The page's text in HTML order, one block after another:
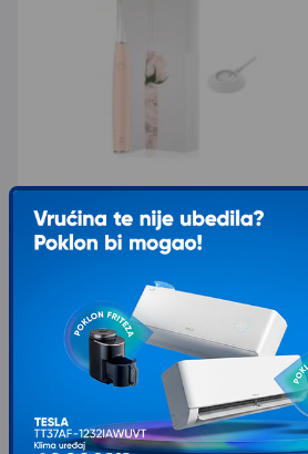
OCLEAN Električna četkica za zube Air 2
roze (1549)
3.748,00
sa 25% popusta
Slični proizvodi